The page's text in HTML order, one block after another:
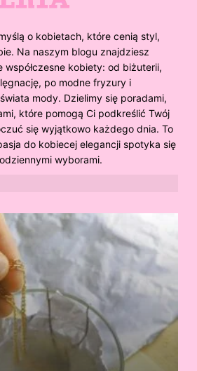
o kobietach, które cenią styl,
Na naszym blogu znajdziesz
współczesne kobiety: od biżuterii,
po modne fryzury i
mody. Dzielimy się poradami,
które pomogą Ci podkreślić Twój
się wyjątkowo każdego dnia. To
do kobiecej elegancji spotyka się
wyborami.